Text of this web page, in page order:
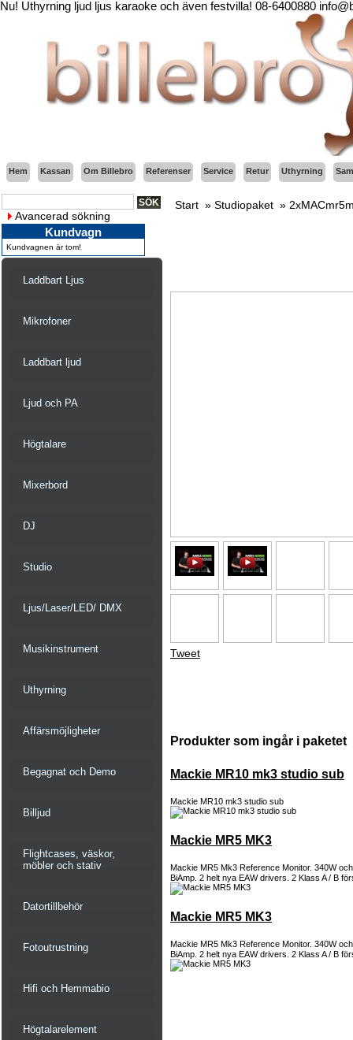
Nu! Uthyrning ljud ljus karaoke och även festvilla! 08-6400880
Hem Kassan Om Billebro Referenser Service Retur Uthyrning
Avancerad sökning
Kundvagn
Kundvagnen är tom!
Laddbart Ljus
Mikrofoner
Laddbart ljud
Ljud och PA
Högtalare
Mixerbord
DJ
Studio
Ljus/Laser/LED/ DMX
Musikinstrument
Uthyrning
Affärsmöjligheter
Begagnat och Demo
Billjud
Flightcases, väskor,
möbler och stativ
Datortillbehör
Fotoutrustning
Hifi och Hemmabio
Högtalarelement
Start » Studiopaket »
Tweet
Produkter som ingår i paketet
Mackie MR10 mk3 studio sub
Mackie MR10 mk3 studio sub
Mackie MR5 MK3
Mackie MR5 Mk3 Reference Monitor. 340W
BiAmp. 2 helt nya EAW drivers. 2 Klass A / B
Mackie MR5 MK3
Mackie MR5 Mk3 Reference Monitor. 340W
BiAmp. 2 helt nya EAW drivers. 2 Klass A / B